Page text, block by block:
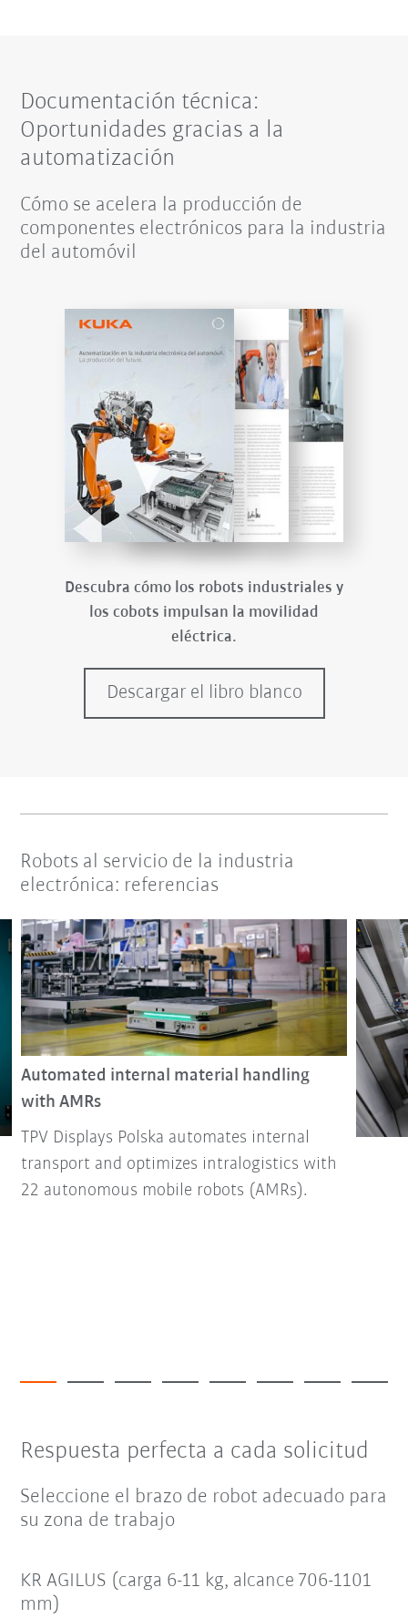
Documentación técnica:
Oportunidades gracias a la
automatización
Cómo se acelera la producción de
componentes electrónicos para la industria
del automóvil
Descubra cómo los robots industriales y
los cobots impulsan la movilidad
eléctrica.
Descargar el libro blanco
Robots al servicio de la industria
electrónica: referencias
Automated internal material handling
with AMRs
TPV Displays Polska automates internal
transport and optimizes intralogistics with
22 autonomous mobile robots (AMRs).
Respuesta perfecta a cada solicitud
Seleccione el brazo de robot adecuado para
su zona de trabajo
KR AGILUS (carga 6-11 kg, alcance 706-1101
mm)